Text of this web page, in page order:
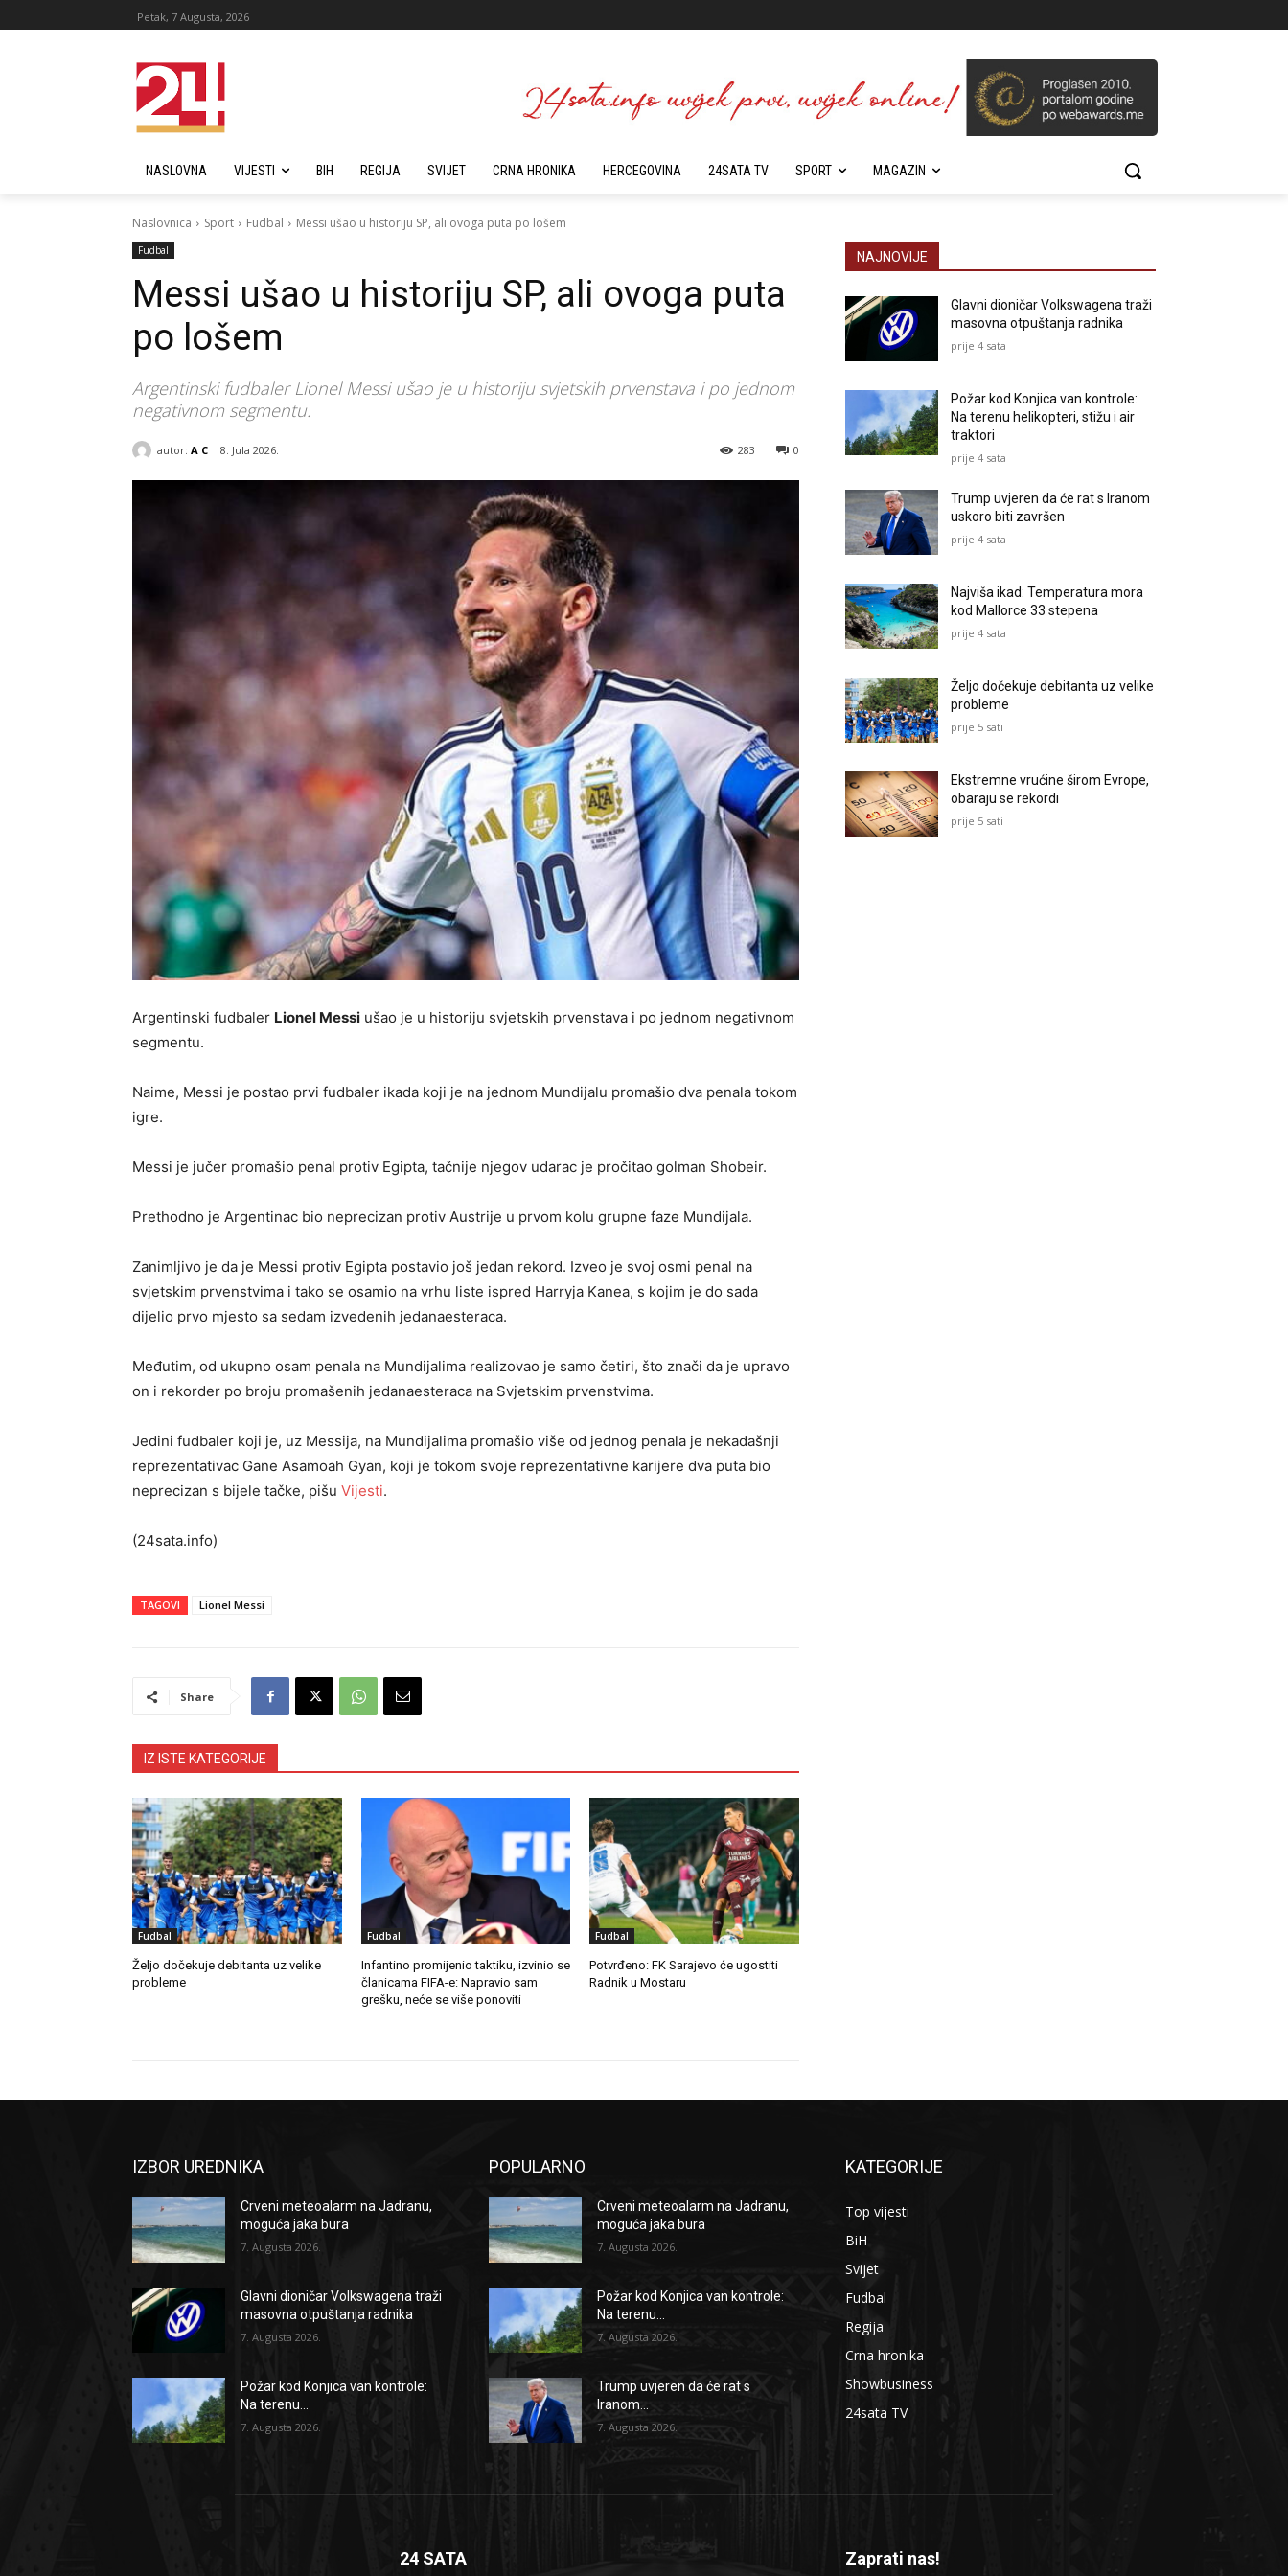
Petak, 7 Augusta, 2026
NASLOVNA VIJESTI BIH REGIJA SVIJET CRNA HRONIKA HERCEGOVINA 24SATA TV SPORT MAGAZIN
Naslovnica Sport Fudbal Messi ušao u historiju SP, ali ovoga puta po lošem
Fudbal
Messi ušao u historiju SP, ali ovoga puta
po lošem
Argentinski fudbaler Lionel Messi ušao je u historiju svjetskih prvenstava i po jednom
negativnom segmentu.
autor: A C 8. Jula 2026. 0
283
Argentinski fudbaler Lionel Messi ušao je u historiju svjetskih prvenstava i po jednom negativnom
segmentu.
Naime, Messi je postao prvi fudbaler ikada koji je na jednom Mundijalu promašio dva penala tokom
igre.
Messi je jučer promašio penal protiv Egipta, tačnije njegov udarac je pročitao golman Shobeir.
Prethodno je Argentinac bio neprecizan protiv Austrije u prvom kolu grupne faze Mundijala.
Zanimljivo je da je Messi protiv Egipta postavio još jedan rekord. Izveo je svoj osmi penal na
svjetskim prvenstvima i tako se osamio na vrhu liste ispred Harryja Kanea, s kojim je do sada
dijelio prvo mjesto sa sedam izvedenih jedanaesteraca.
Međutim, od ukupno osam penala na Mundijalima realizovao je samo četiri, što znači da je upravo
on i rekorder po broju promašenih jedanaesteraca na Svjetskim prvenstvima.
Jedini fudbaler koji je, uz Messija, na Mundijalima promašio više od jednog penala je nekadašnji
reprezentativac Gane Asamoah Gyan, koji je tokom svoje reprezentativne karijere dva puta bio
neprecizan s bijele tačke, pišu Vijesti.
(24sata.info)
TAGOVI Lionel Messi
Share
IZ ISTE KATEGORIJE
Fudbal
Željo dočekuje debitanta uz velike
probleme
Fudbal
Infantino promijenio taktiku, izvinio se
članicama FIFA-e: Napravio sam
grešku, neće se više ponoviti
Fudbal
Potvrđeno: FK Sarajevo će ugostiti
Radnik u Mostaru
NAJNOVIJE
Glavni dioničar Volkswagena traži
masovna otpuštanja radnika
prije 4 sata
Požar kod Konjica van kontrole:
Na terenu helikopteri, stižu i air
traktori
prije 4 sata
Trump uvjeren da će rat s Iranom
uskoro biti završen
prije 4 sata
Najviša ikad: Temperatura mora
kod Mallorce 33 stepena
prije 4 sata
Željo dočekuje debitanta uz velike
probleme
prije 5 sati
Ekstremne vrućine širom Evrope,
obaraju se rekordi
prije 5 sati
IZBOR UREDNIKA
Crveni meteoalarm na Jadranu,
moguća jaka bura
7. Augusta 2026.
Glavni dioničar Volkswagena traži
masovna otpuštanja radnika
7. Augusta 2026.
Požar kod Konjica van kontrole:
Na terenu...
7. Augusta 2026.
POPULARNO
Crveni meteoalarm na Jadranu,
moguća jaka bura
7. Augusta 2026.
Požar kod Konjica van kontrole:
Na terenu...
7. Augusta 2026.
Trump uvjeren da će rat s
Iranom...
7. Augusta 2026.
KATEGORIJE
Top vijesti
BiH
Svijet
Fudbal
Regija
Crna hronika
Showbusiness
24sata TV
24 SATA Zaprati nas!